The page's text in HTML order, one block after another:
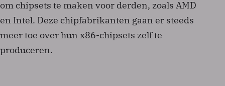
om chipsets te maken voor derden, zoals AMD
en Intel. Deze chipfabrikanten gaan er steeds
meer toe over hun x86-chipsets zelf te
produceren.